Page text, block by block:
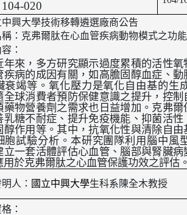
104-020
興大學技術移轉遴選廠商公告
： 克弗爾肽在心血管疾病動物模式之功
：
年來，多方研究顯示過度累積的活性
疾病的成因有關，如高膽固醇血症、
衰竭等。氧化壓力是氧化自由基的生
全球消費者預防保健意識之提升，控
藥物營養劑之需求也日益增加。克弗
乳糖不耐症、提升免疫機能、抑菌活
醇作用等。其中，抗氧化性與清除自
胞試驗分析。本研究團隊利用腦中風
立一套活體評估心血管、腦部與腎臟
用於克弗爾肽之心血管保護功效之評估
人： 國立中興大學生科系陳全木教授
：